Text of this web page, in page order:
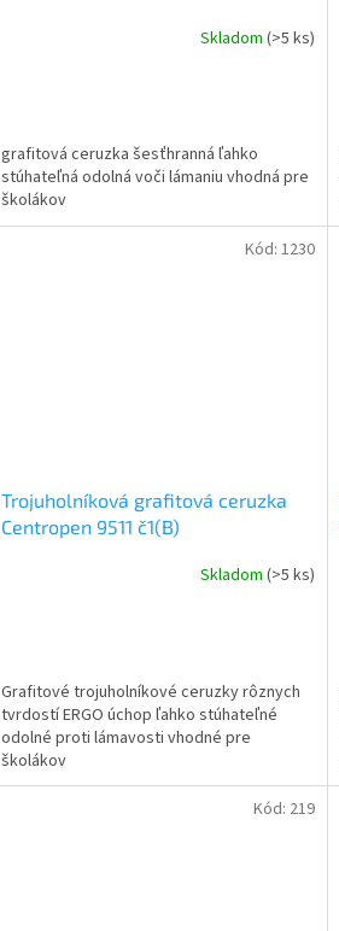
Skladom (>5 ks)
grafitová ceruzka šesťhranná ľahko
stúhateľná odolná voči lámaniu vhodná pre
školákov
Trojuholníková grafitová ceruzka
Centropen 9511 č1(B)
Skladom (>5 ks)
Grafitové trojuholníkové ceruzky rôznych
tvrdostí ERGO úchop ľahko stúhateľné
odolné proti lámavosti vhodné pre
školákov
Kód: 1230
Kód: 219